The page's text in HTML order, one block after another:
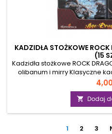
KADZIDŁA STOŻKOWE
(15
Kadzidła stożkowe ROCK
olibanum i mirry Klasyczne
"Age of Dragons" Anne Stokes.
kadzidełek oraz
przeznaczenie - do palenia w
forma kadzideł - stożki
średnica 1,3 cm ilość w
Podczas palenia
 Dodaj
1 2 3